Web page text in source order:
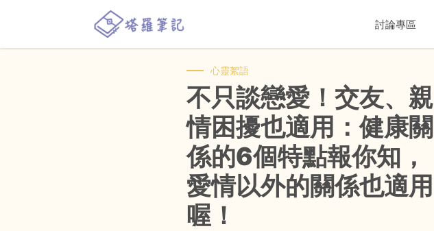
討論專區
心靈絮語
不只談戀愛！交友、親
情困擾也適用：健康關
係的6個特點報你知，
愛情以外的關係也適用
喔！